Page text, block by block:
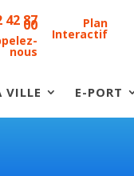
42 87
00
nous
Plan
Interactif
VILLE E-PORT